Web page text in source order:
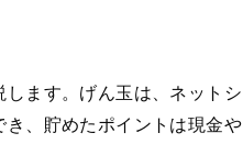
ます。げん玉は、ネットシ
、貯めたポイントは現金や